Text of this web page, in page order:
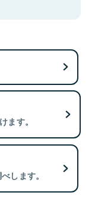
ます。
します。